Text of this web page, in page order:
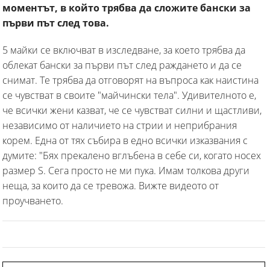
моментът, в който трябва да сложите бански за
първи път след това.
5 майки се включват в изследване, за което трябва да
облекат бански за първи път след раждането и да се
снимат. Те трябва да отговорят на въпроса как наистина
се чувстват в своите "майчински тела". Удивителното е,
че всички жени казват, че се чувстват силни и щастливи,
независимо от наличието на стрии и неприбрания
корем. Една от тях събира в едно всички изказвания с
думите: "Бях прекалено вглъбена в себе си, когато носех
размер S. Сега просто не ми пука. Имам толкова други
неща, за които да се тревожа. Вижте видеото от
проучването.